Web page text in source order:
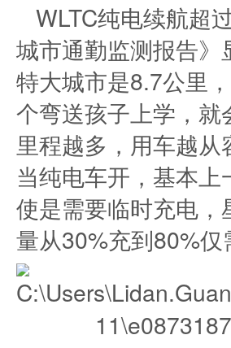
WLTC纯电续航超
城市通勤监测报告
特大城市是8.7公里
个弯送孩子上学，
里程越多，用车越
当纯电车开，基本
使是需要临时充电
量从30%充到80%